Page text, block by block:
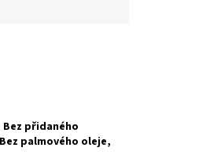
přidaného
palmového oleje,